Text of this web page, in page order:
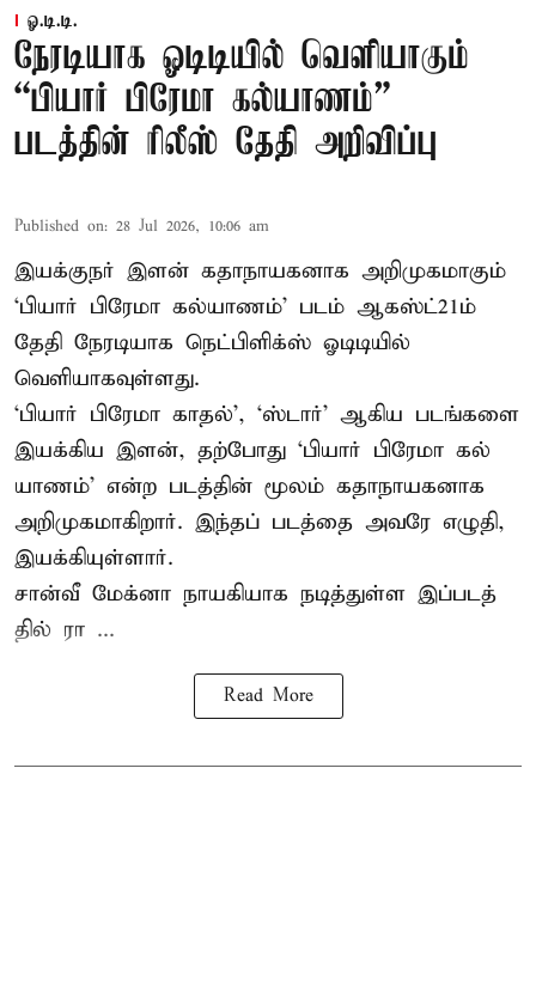
ஓ.டி.டி.
நேரடியாக ஓடிடியில் வெளியாகும்
“பியார் பிரேமா கல்யாணம்”
படத்தின் ரிலீஸ் தேதி அறிவிப்பு
Published on: 28 Jul 2026, 10:06 am
இயக்குநர் இளன் கதாநாயகனாக அறிமுகமாகும்
‘பி​யார் பிரேமா கல்​யாணம்’ படம் ஆகஸ்ட்21ம்
தேதி நேரடியாக நெட்பிளிக்ஸ் ஓடிடியில்
வெளியாகவுள்ளது.
‘பி​யார் பிரேமா காதல்’, ‘ஸ்​டார்’ ஆகிய படங்​களை
இயக்​கிய இளன், தற்​போது ‘பி​யார் பிரேமா கல்​
யாணம்’ என்ற படத்​தின் மூலம் கதாநாயகனாக
அறி​முக​மாகிறார். இந்​தப் படத்தை அவரே எழுதி,
இயக்​கி​யுள்​ளார்.
சான்வீ மேக்னா நாயகி​யாக நடித்​துள்ள இப்​படத்​
தில் ரா ...
Read More